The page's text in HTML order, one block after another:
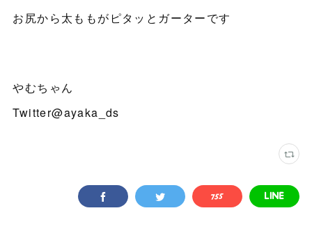
お尻から太ももがピタッとガーターです
やむちゃん
Twitter@ayaka_ds